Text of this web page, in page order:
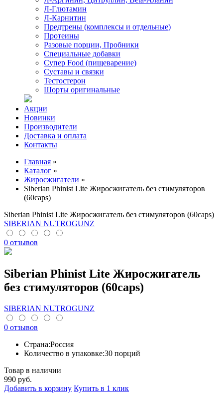
Л-Глютамин
Л-Карнитин
Предтрены (комплексы и отдельные)
Протеины
Разовые порции, Пробники
Специальные добавки
Супер Food (пищеварение)
Суставы и связки
Тестостерон
Шорты оригинальные
Акции
Новинки
Производители
Доставка и оплата
Контакты
Главная »
Каталог »
Жиросжигатели »
Siberian Phinist Lite Жиросжигатель без стимуляторов
(60caps)
Siberian Phinist Lite Жиросжигатель без стимуляторов (60caps)
SIBERIAN NUTROGUNZ
0 отзывов
Siberian Phinist Lite Жиросжигатель
без стимуляторов (60caps)
SIBERIAN NUTROGUNZ
0 отзывов
Страна:Россия
Количество в упаковке:30 порций
Товар в наличии
990 руб.
Добавить в корзину Купить в 1 клик